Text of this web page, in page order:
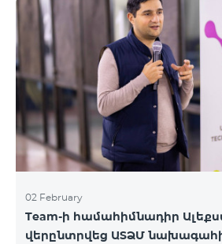
ցանց», «Բիզնես-ակտիվ»,
«Լավագույն գործընկեր»
02 February
Team-ի համահիմնադիր
վերընտրվեց ԱՏՁՄ